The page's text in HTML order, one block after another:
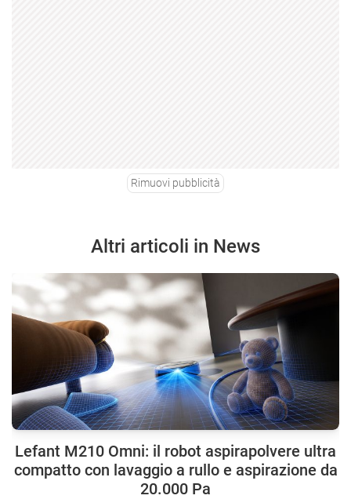
Rimuovi pubblicità
Altri articoli in News
Lefant M210 Omni: il robot aspirapolvere ultra
compatto con lavaggio a rullo e aspirazione da
20.000 Pa